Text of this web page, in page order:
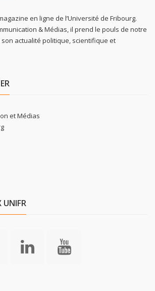
en ligne de l’Université de Fribourg.
& Médias, il prend le pouls de notre
actualité politique, scientifique et
et Médias
UNIFR